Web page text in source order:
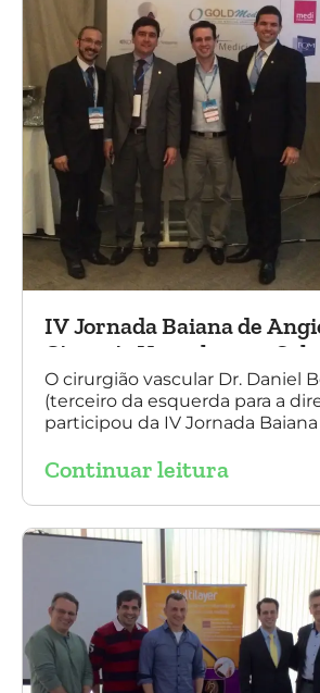
IV Jornada Baiana de
Cirurgia Vascular, em
O cirurgião vascular Dr. Daniel
(terceiro da esquerda para a
participou da IV Jornada
29 de outubro. Na foto também
SBACV (Sociedade Brasileira
de Cirurgia Vascular) Bahia.
Continuar leitura